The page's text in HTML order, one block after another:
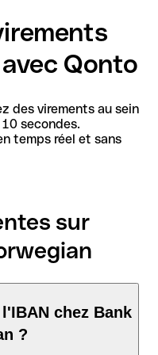
Qonto
des virements au sein
secondes.
temps réel et sans
sur
chez Bank
?